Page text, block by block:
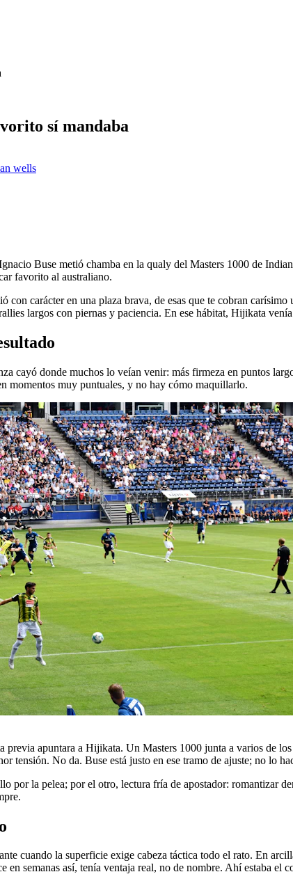
sí mandaba
wells
Buse metió chamba en la qualy del Masters 1000 de
favorito al australiano.
carácter en una plaza brava, de esas que te cobran
largos con piernas y paciencia. En ese hábitat, Hijikata
cayó donde muchos lo veían venir: más firmeza en puntos
momentos muy puntuales, y no hay cómo maquillarlo.
apuntara a Hijikata. Un Masters 1000 junta a varios de
tensión. No da. Buse está justo en ese tramo de ajuste; no lo
por la pelea; por el otro, lectura fría de apostador: romantizar
cuando la superficie exige cabeza táctica todo el rato. En
semanas así, tenía ventaja real, no de nombre. Ahí estaba el